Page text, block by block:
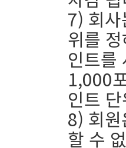
7) 회
위를
인트를
1,000
인트
8) 회
할 수